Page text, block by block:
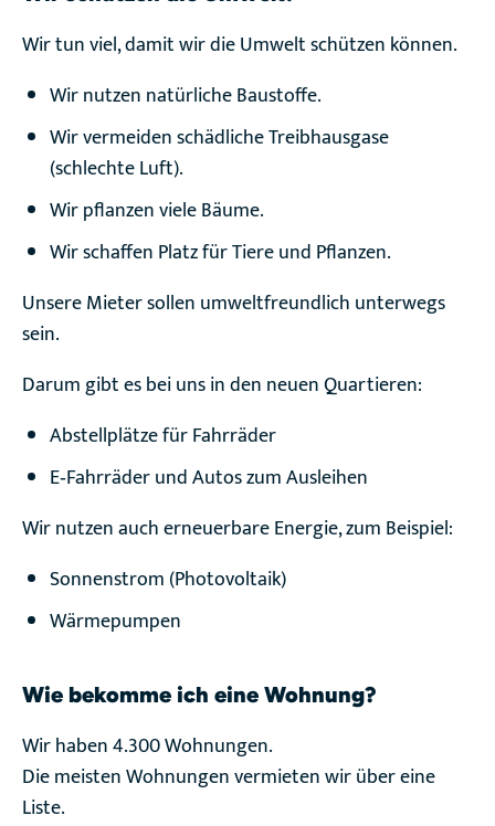
Wir tun viel, damit wir die Umwelt schützen können.
Wir nutzen natürliche Baustoffe.
Wir vermeiden schädliche Treibhausgase
(schlechte Luft).
Wir pflanzen viele Bäume.
Wir schaffen Platz für Tiere und Pflanzen.
Unsere Mieter sollen umweltfreundlich unterwegs
sein.
Darum gibt es bei uns in den neuen Quartieren:
Abstellplätze für Fahrräder
E‑Fahrräder und Autos zum Ausleihen
Wir nutzen auch erneuerbare Energie, zum Beispiel:
Sonnenstrom (Photovoltaik)
Wärmepumpen
Wie bekomme ich eine Wohnung?
Wir haben 4.300 Wohnungen.
Die meisten Wohnungen vermieten wir über eine
Liste.